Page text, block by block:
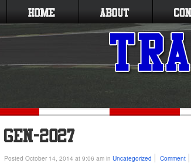
Posted October 14, 2014 at 9:06 am in Uncategorized Comment